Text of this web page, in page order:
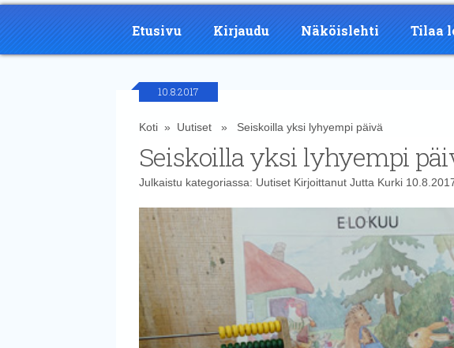
Etusivu Kirjaudu Näköislehti Tilaa
10.8.2017
Koti» Uutiset» Seiskoilla yksi lyhyempi päivä
Seiskoilla yksi lyhyempi
Julkaistu kategoriassa: UutisetKirjoittanut Jutta Kurki